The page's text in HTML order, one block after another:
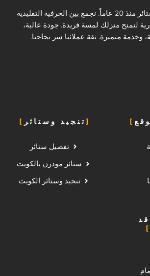
خبراء التنجيد والستائر منذ 20 عاماً. نجمع بين الحرفية التقليدية
لنمنح منزلك لمسة فريدة. جودة عالية،
وخدمة متميزة. ثقة عملائنا سر نجاحنا.
تنجيد وستائر
تفصيل ستائر
ستائر مودرن بالكويت
تنجيد وستائر الكويت